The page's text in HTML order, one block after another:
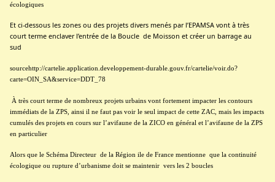
écologiques
Et ci-dessous les zones ou des projets divers menés par l’EPAMSA vont à très
court terme enclaver l’entrée de la Boucle de Moisson et créer un barrage au
sud
sourcehttp://cartelie.application.developpement-durable.gouv.fr/cartelie/voir.do?
carte=OIN_SA&service=DDT_78
À très court terme de nombreux projets urbains vont fortement impacter les contours
immédiats de la ZPS, ainsi il ne faut pas voir le seul impact de cette ZAC, mais les impacts
cumulés des projets en cours sur l’avifaune de la ZICO en général et l’avifaune de la ZPS
en particulier
Alors que le Schéma Directeur de la Région ile de France mentionne que la continuité
écologique ou rupture d’urbanisme doit se maintenir vers les 2 boucles